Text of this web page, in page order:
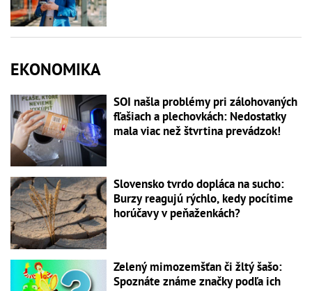
EKONOMIKA
SOI našla problémy pri zálohovaných
fľašiach a plechovkách: Nedostatky
mala viac než štvrtina prevádzok!
Slovensko tvrdo dopláca na sucho:
Burzy reagujú rýchlo, kedy pocítime
horúčavy v peňaženkách?
Zelený mimozemšťan či žltý šašo:
Spoznáte známe značky podľa ich